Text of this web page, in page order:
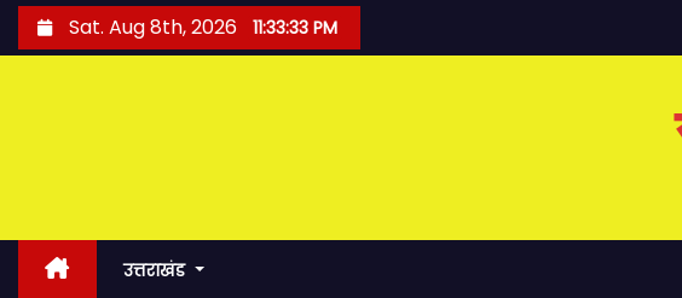
k
Sat. Aug 8th, 2026 11:33:35 PM
उत्तराखंड